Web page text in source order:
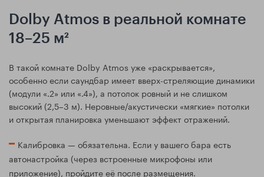
Dolby Atmos в реальной комнате
18–25 м²
В такой комнате Dolby Atmos уже «раскрывается»,
особенно если саундбар имеет вверх-стреляющие динамики
(модули «.2» или «.4»), а потолок ровный и не слишком
высокий (2,5–3 м). Неровные/акустически «мягкие» потолки
и открытая планировка уменьшают эффект отражений.
Калибровка — обязательна. Если у вашего бара есть
автонастройка (через встроенные микрофоны или
приложение), пройдите её после размещения.